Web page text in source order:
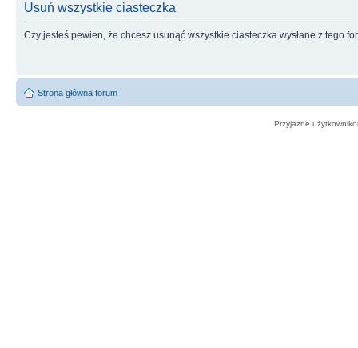
Usuń wszystkie ciasteczka
Czy jesteś pewien, że chcesz usunąć wszystkie ciasteczka wysłane z tego
Strona główna forum
Przyjazne